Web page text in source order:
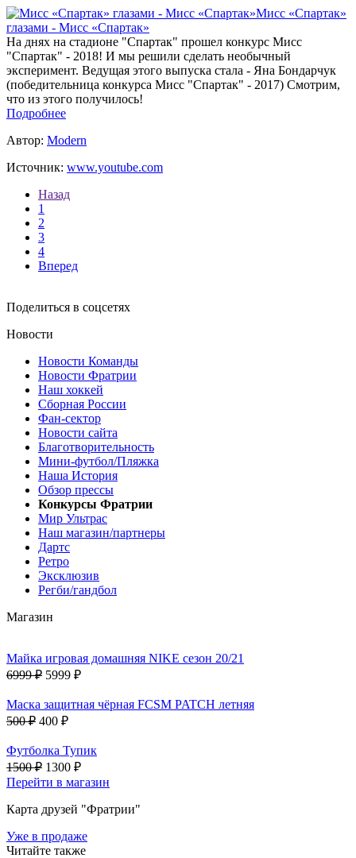
Мисс «Спартак»
глазами - Мисс «Спартак»
На днях на стадионе "Спартак" прошел конкурс Мисс
"Спартак" - 2018! И мы решили сделать необычный
эксперимент. Ведущая этого выпуска стала - Яна Бондарчук
(победительница конкурса Мисс "Спартак" - 2017) Смотрим,
что из этого получилось!
Подробнее
Автор: Modern
Источник: www.youtube.com
Назад
1
2
3
4
Вперед
Поделиться в соцсетях
Новости
Новости Команды
Новости Фратрии
Наш хоккей
Сборная России
Фан-cектор
Новости сайта
Благотворительность
Мини-футбол/Пляжка
Наша История
Обзор прессы
Конкурсы Фратрии
Мир Ультрас
Наш магазин/партнеры
Дартс
Ретро
Эксклюзив
Регби/гандбол
Магазин
Майка игровая домашняя NIKE сезон 20/21
6999 ₽ 5999 ₽
Маска защитная чёрная FCSM PATCH летняя
500 ₽ 400 ₽
Футболка Тупик
1500 ₽ 1300 ₽
Перейти в магазин
Карта друзей "Фратрии"
Уже в продаже
Читайте также